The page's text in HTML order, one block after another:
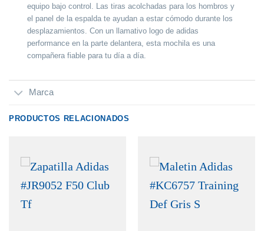
equipo bajo control. Las tiras acolchadas para los hombros y
el panel de la espalda te ayudan a estar cómodo durante los
desplazamientos. Con un llamativo logo de adidas
performance en la parte delantera, esta mochila es una
compañera fiable para tu día a día.
Marca
PRODUCTOS RELACIONADOS